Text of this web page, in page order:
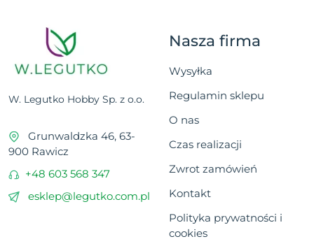
W. Legutko Hobby Sp. z o.o.
Grunwaldzka 46, 63-
900 Rawicz
+48 603 568 347
esklep@legutko.com.pl
Nasza firma
Wysyłka
Regulamin sklepu
O nas
Czas realizacji
Zwrot zamówień
Kontakt
Polityka prywatności i
cookies